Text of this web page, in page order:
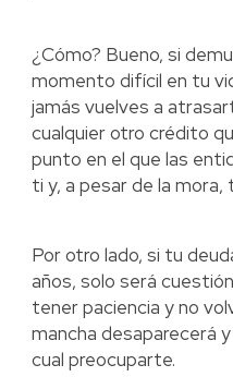
¿Cómo? Bueno, si
momento difícil en tu
jamás vuelves a
cualquier otro crédito
punto en el que las
ti y, a pesar de la mora,
Por otro lado, si tu
años, solo será
tener paciencia y no
mancha desaparecerá
cual preocuparte.